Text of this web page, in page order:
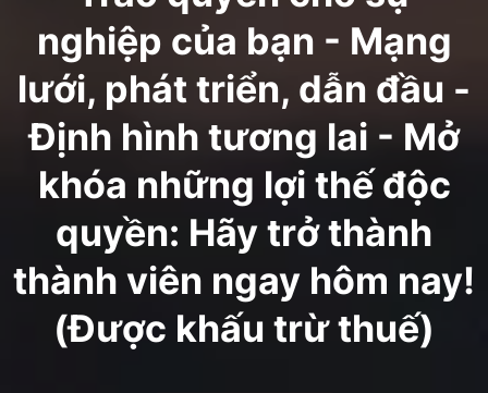
nghiệp của bạn - Mạng
lưới, phát triển, dẫn đầu -
Định hình tương lai - Mở
khóa những lợi thế độc
quyền: Hãy trở thành
thành viên ngay hôm nay!
(Được khấu trừ thuế)